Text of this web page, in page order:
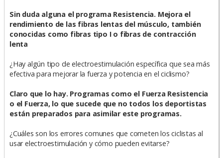
Sin duda alguna el programa Resistencia. Mejora el
rendimiento de las fibras lentas del músculo, también
conocidas como fibras tipo I o fibras de contracción
lenta
¿Hay algún tipo de electroestimulación específica que sea más
efectiva para mejorar la fuerza y potencia en el ciclismo?
Claro que lo hay. Programas como el Fuerza Resistencia
o el Fuerza, lo que sucede que no todos los deportistas
están preparados para asimilar este programas.
¿Cuáles son los errores comunes que cometen los ciclistas al
usar electroestimulación y cómo pueden evitarse?